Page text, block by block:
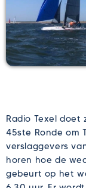
Radio Texel
45ste Ronde om
verslaggevers
horen hoe de
gebeurt op het